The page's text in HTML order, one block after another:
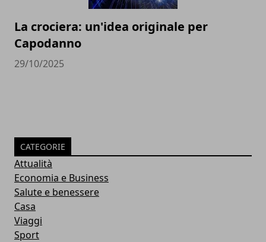
La crociera: un'idea originale per
Capodanno
29/10/2025
CATEGORIE
Attualità
Economia e Business
Salute e benessere
Casa
Viaggi
Sport